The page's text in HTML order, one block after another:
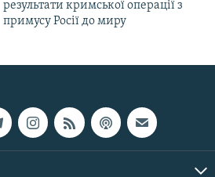
результати кримської операції з
примусу Росії до миру